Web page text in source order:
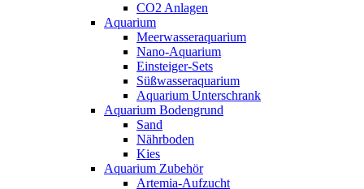
CO2 Anlagen
Aquarium
Meerwasseraquarium
Nano-Aquarium
Einsteiger-Sets
Süßwasseraquarium
Aquarium Unterschrank
Aquarium Bodengrund
Sand
Nährboden
Kies
Aquarium Zubehör
Artemia-Aufzucht